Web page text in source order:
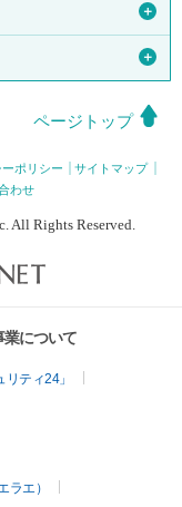
＋
＋
ページトップ
ポリシー
サイトマップ
わせ
All Rights Reserved.
業について
ティ24」
ラエ）